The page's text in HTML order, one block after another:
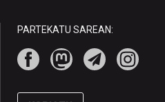
PARTEKATU SAREAN: